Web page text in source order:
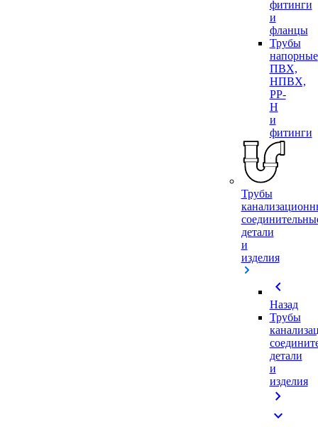
фитинги
и
фланцы
Трубы
напорные
ПВХ,
НПВХ,
PP-
H
и
фитинги
Трубы
детали
и
изделия
chevron_left
Назад
Трубы
детали
и
изделия
chevron_right
expand_more